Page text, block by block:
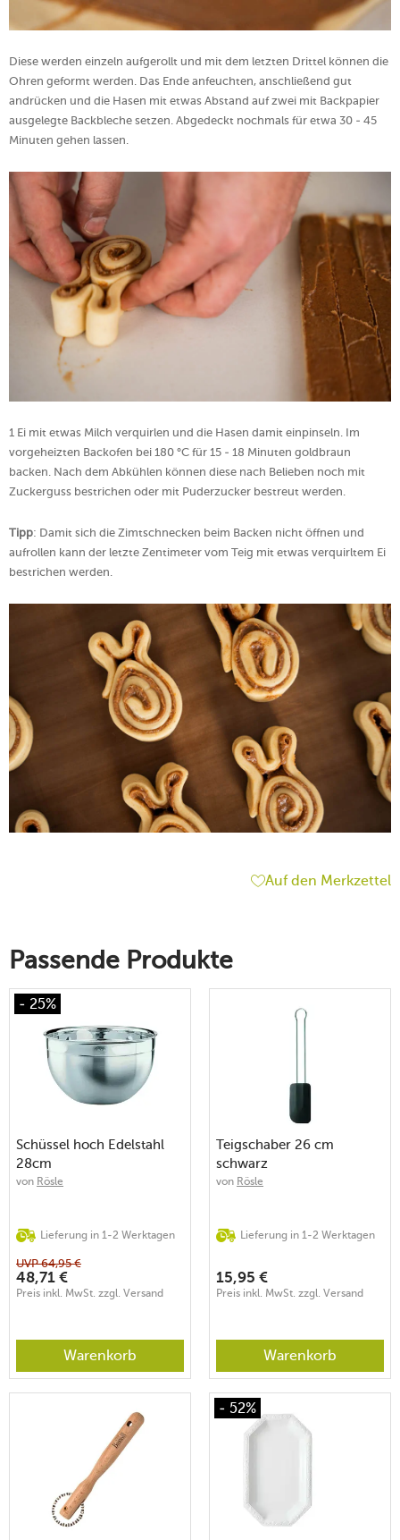
Diese werden einzeln aufgerollt und mit dem letzten Drittel können die
Ohren geformt werden. Das Ende anfeuchten, anschließend gut
andrücken und die Hasen mit etwas Abstand auf zwei mit Backpapier
ausgelegte Backbleche setzen. Abgedeckt nochmals für etwa 30 - 45
Minuten gehen lassen.
1 Ei mit etwas Milch verquirlen und die Hasen damit einpinseln. Im
vorgeheizten Backofen bei 180 °C für 15 ­- 18 Minuten goldbraun
backen. Nach dem Abkühlen können diese nach Belieben noch mit
Zuckerguss bestrichen oder mit Puderzucker bestreut werden.
Tipp: Damit sich die Zimtschnecken beim Backen nicht öffnen und
aufrollen kann der letzte Zentimeter vom Teig mit etwas verquirltem Ei
bestrichen werden.
Auf den Merkzettel
Passende Produkte
- 25%
Schüssel hoch Edelstahl
28cm
von Rösle
Lieferung in 1-2 Werktagen
UVP64,95 €
48,71 €
Preis inkl. MwSt. zzgl. Versand
Warenkorb
Teigschaber 26 cm
schwarz
von Rösle
Lieferung in 1-2 Werktagen
15,95 €
Preis inkl. MwSt. zzgl. Versand
Warenkorb
- 52%